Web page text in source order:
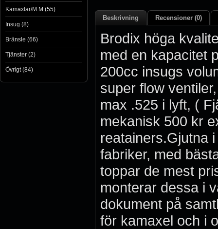
Kamaxlar/M.M (55)
Insug (8)
Bränsle (66)
Tjänster (2)
Övrigt (84)
Beskrivning Recensioner (0)
Brodix höga
med en kapacitet
200cc insugs
super flow
max .525 i lyft, (
mekanisk 500 kr
reatainers.Gjutna
fabriker, med
toppar de mest
monterar dessa i
dokument på
för kamaxel och i